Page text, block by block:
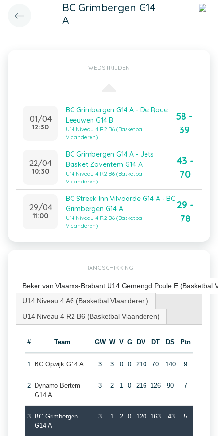
BC Grimbergen G14
A
WEDSTRIJDEN
01/04
12:30
BC Grimbergen G14 A - De Rode
Leeuwen G14 B
U14 Niveau 4 R2 B6 (Basketbal
Vlaanderen)
58 -
39
22/04
10:30
BC Grimbergen G14 A - Jets
Basket Zaventem G14 A
U14 Niveau 4 R2 B6 (Basketbal
Vlaanderen)
43 -
70
29/04
11:00
BC Streek Inn Vilvoorde G14 A - BC
Grimbergen G14 A
U14 Niveau 4 R2 B6 (Basketbal
Vlaanderen)
29 -
78
RANGSCHIKKING
Beker van Vlaams-Brabant U14 Gemengd Poule E (Basketbal
U14 Niveau 4 A6 (Basketbal Vlaanderen)
U14 Niveau 4 R2 B6 (Basketbal Vlaanderen)
# Team GW W V G DV DT DS Ptn
1 BC Opwijk G14 A 3 3 0 0 210 70 140 9
2
Dynamo Bertem
G14 A
3 2 1 0 216 126 90 7
3
BC Grimbergen
G14 A
3 1 2 0 120 163 -43 5